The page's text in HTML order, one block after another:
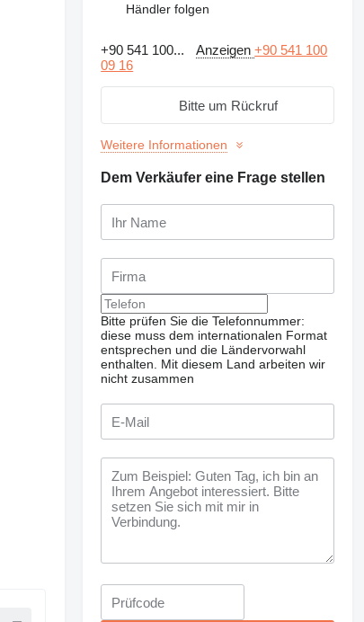
Händler folgen
+90 541 100... Anzeigen+90 541 100
09 16
Bitte um Rückruf
Weitere Informationen
Dem Verkäufer eine Frage stellen
Bitte prüfen Sie die Telefonnummer:
diese muss dem internationalen Format
entsprechen und die Ländervorwahl
enthalten.
Mit diesem Land arbeiten wir
nicht zusammen